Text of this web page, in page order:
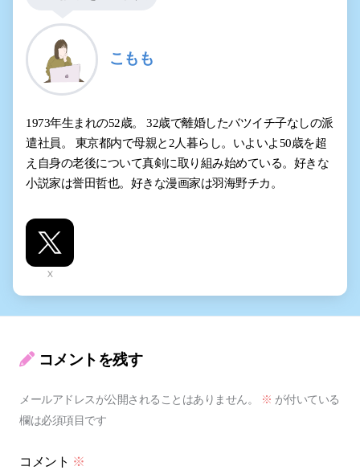
こもも
1973年生まれの52歳。 32歳で離婚したバツイチ子なしの派
遣社員。 東京都内で母親と2人暮らし。いよいよ50歳を超
え自身の老後について真剣に取り組み始めている。好きな
小説家は誉田哲也。好きな漫画家は羽海野チカ。
X
コメントを残す
メールアドレスが公開されることはありません。 ※ が付いている
欄は必須項目です
コメント ※